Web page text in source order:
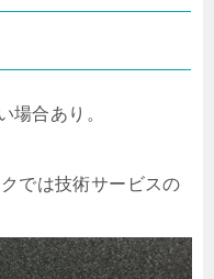
場合あり。
では技術サービスの